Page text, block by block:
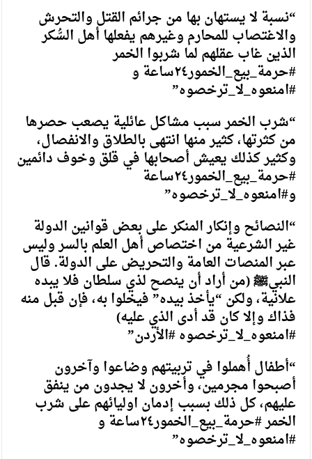
“نسبة لا يستهان بها من جرائم القتل والتحرش
والاغتصاب للمحارم وغيرهم يفعلها أهل السُّكر
الذين غاب عقلهم لما شربوا الخمر
#حرمة_بيع_الخمور٢٤ساعة و
#امنعوه_لا_ترخصوه”
“شرب الخمر سبب مشاكل عائلية يصعب حصرها
من كثرتها، كثير منها انتهى بالطلاق والانفصال،
وكثير كذلك يعيش أصحابها في قلق وخوف دائمين
#حرمة_بيع_الخمور٢٤ساعة
و#امنعوه_لا_ترخصوه”
“النصائح وإنكار المنكر على بعض قوانين الدولة
غير الشرعية من اختصاص أهل العلم بالسر وليس
عبر المنصات العامة والتحريض على الدولة. قال
النبيﷺ (من أراد أن ينصح لذي سلطان فلا يبده
علانية، ولكن “يأخذ بيده” فيخلوا به، فإن قبل منه
فذاك وإلا كان قد أدى الذي عليه)
#امنعوه_لا_ترخصوه #الأردن”
“أطفال أُهملوا في تربيتهم وضاعوا وآخرون
أصبحوا مجرمين، وأخرون لا يجدون من ينفق
عليهم، كل ذلك بسبب إدمان اوليائهم على شرب
الخمر #حرمة_بيع_الخمور٢٤ساعة و
#امنعوه_لا_ترخصوه”